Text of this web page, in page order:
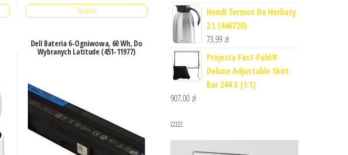
Sprawdź
Dell Bateria 6-Ogniwowa, 60 Wh, Do
Wybranych Latitude (451-11977)
Hendi Termos Do Herbaty
2 L (446720)
73,99 zł
Projecta Fast-Fold®
Deluxe Adjustable Skirt
Bar 244 X (1:1)
907,00 zł
zzzzz